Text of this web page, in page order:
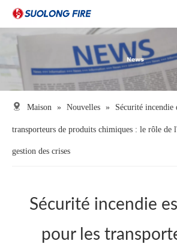
Maison » Nouvelles » Sécurité incendie
transporteurs de produits chimiques : le rôle de
gestion des crises
Sécurité incendie
pour les